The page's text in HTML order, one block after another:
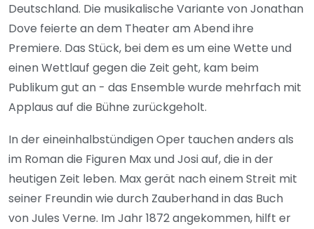
Deutschland. Die musikalische Variante von Jonathan
Dove feierte an dem Theater am Abend ihre
Premiere. Das Stück, bei dem es um eine Wette und
einen Wettlauf gegen die Zeit geht, kam beim
Publikum gut an - das Ensemble wurde mehrfach mit
Applaus auf die Bühne zurückgeholt.
In der eineinhalbstündigen Oper tauchen anders als
im Roman die Figuren Max und Josi auf, die in der
heutigen Zeit leben. Max gerät nach einem Streit mit
seiner Freundin wie durch Zauberhand in das Buch
von Jules Verne. Im Jahr 1872 angekommen, hilft er